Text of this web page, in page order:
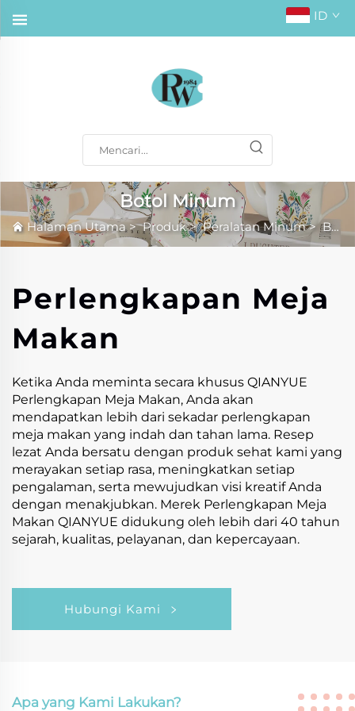
ID
Botol Minum
Halaman Utama>Produk>Peralatan Minum>Botol Minum
Perlengkapan Meja
Makan
Ketika Anda meminta secara khusus QIANYUE
Perlengkapan Meja Makan, Anda akan
mendapatkan lebih dari sekadar perlengkapan
meja makan yang indah dan tahan lama. Resep
lezat Anda bersatu dengan produk sehat kami yang
merayakan setiap rasa, meningkatkan setiap
pengalaman, serta mewujudkan visi kreatif Anda
dengan menakjubkan. Merek Perlengkapan Meja
Makan QIANYUE didukung oleh lebih dari 40 tahun
sejarah, kualitas, pelayanan, dan kepercayaan.
Hubungi Kami
Apa yang Kami Lakukan?